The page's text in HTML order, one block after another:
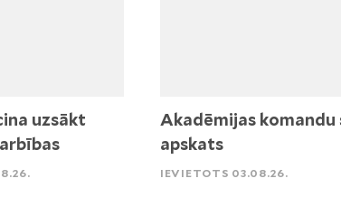
uzsākt
Akadēmijas komandu
apskats
IEVIETOTS 03.08.26.